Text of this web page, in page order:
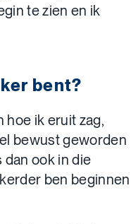
te zien en ik
bent?
hoe ik eruit zag,
bewust geworden
dan ook in die
ben beginnen